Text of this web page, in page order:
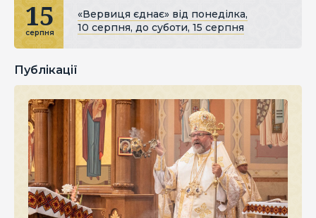
15
серпня
«Вервиця єднає» від понеділка,
10 серпня, до суботи, 15 серпня
Публікації